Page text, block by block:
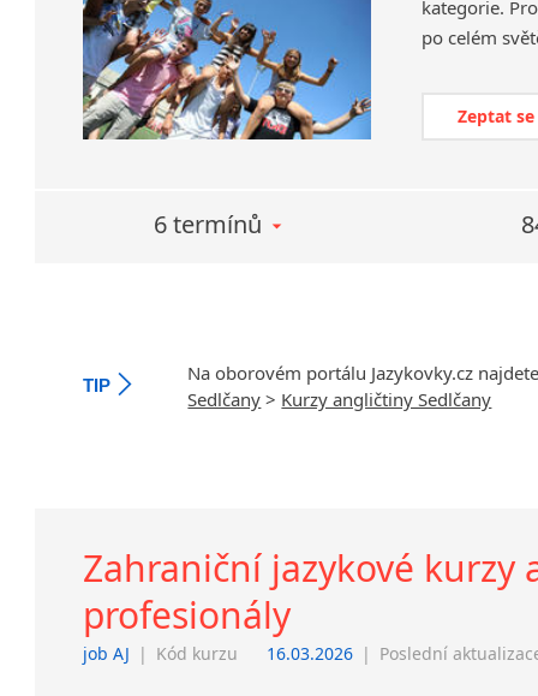
kategorie.
po celém
Zeptat
6 termínů
TIP
Na oborovém portálu Jazykovky.cz
Sedlčany > Kurzy angličtiny Sedlčany
Zahraniční jazykové
profesionály
job AJ | Kód kurzu 16.03.2026 | Poslední